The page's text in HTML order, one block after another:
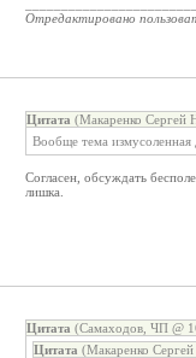
Отредактировано
Цитата (Макаренко Сергей
Вообще тема измусоленная
Согласен, обсуждать
лишка.
Цитата (Самаходов, ЧП @
Цитата (Макаренко